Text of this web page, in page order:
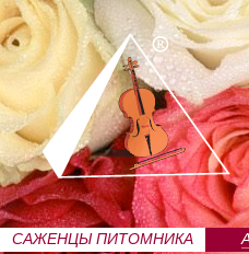
САЖЕНЦЫ ПИТОМНИКА